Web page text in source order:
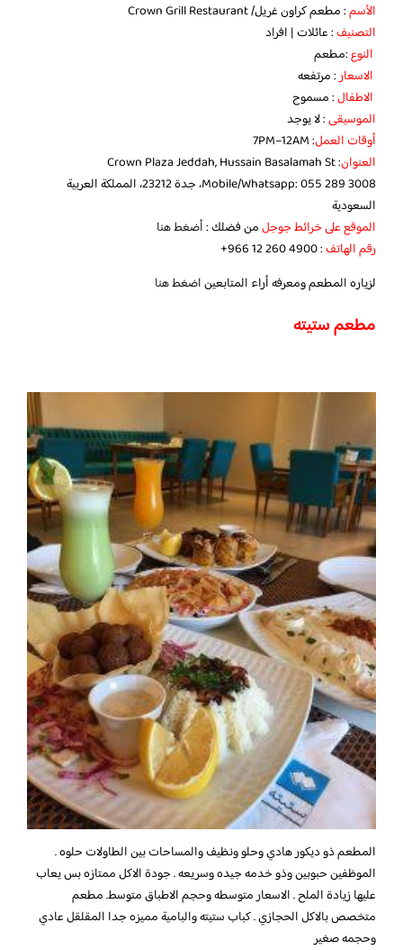
الأسم: مطعم كراون غريل/ Crown Grill Restaurant
التصنيف: عائلات | افراد
النوع:مطعم
الاسعار: مرتفعه
الاطفال: مسموح
الموسيقى: لا يوجد
أوقات العمل: 7PM–12AM
العنوان : Crown Plaza Jeddah, Hussain Basalamah St
Mobile/Whatsapp: 055 289 3008، جدة 23212، المملكة العربية
السعودية
الموقع على خرائط جوجلمن فضلك :أضغط هنا
رقم الهاتف:‏ ‪‏‪‏‪+966 12 260 4900‬‏
لزياره المطعم ومعرفه أراء المتابعيناضغط هنا
مطعم ستيته
المطعم ذو ديكور هادي وحلو ونظيف والمساحات بين الطاولات حلوه .
الموظفين حبوبين وذو خدمه جيده وسريعه . جودة الاكل ممتازه بس يعاب
عليها زيادة الملح . الاسعار متوسطه وحجم الاطباق متوسط. مطعم
متخصص بالاكل الحجازي . كباب ستيته والبامية مميزه جدا المقلقل عادي
وحجمه صغير